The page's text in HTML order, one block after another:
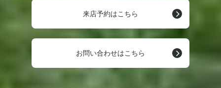
来店予約はこちら
お問い合わせはこちら